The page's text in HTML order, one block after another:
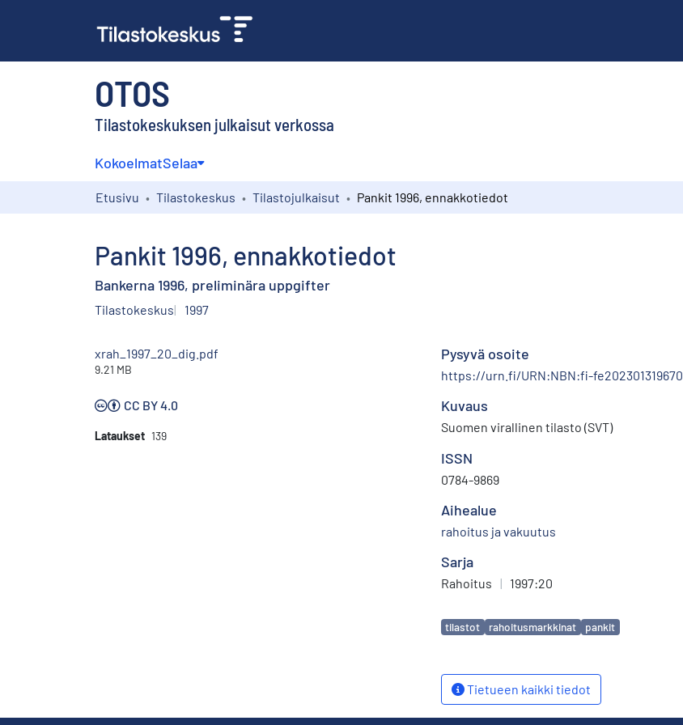
OTOS
Tilastokeskuksen julkaisut verkossa
KokoelmatSelaa
Etusivu Tilastokeskus Tilastojulkaisut Pankit 1996, ennakkotiedot
Pankit 1996, ennakkotiedot
Bankerna 1996, preliminära uppgifter
Tilastokeskus 1997
xrah_1997_20_dig.pdf
9.21 MB
CC BY 4.0
Lataukset 139
Pysyvä osoite
https://urn.fi/URN:NBN:fi-fe202301319670
Kuvaus
Suomen virallinen tilasto (SVT)
ISSN
0784-9869
Aihealue
rahoitus ja vakuutus
Sarja
Rahoitus | 1997:20
Avainsanat
tilastot rahoitusmarkkinat pankit
Tietueen kaikki tiedot